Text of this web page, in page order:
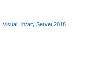
Visual Library Server 2018